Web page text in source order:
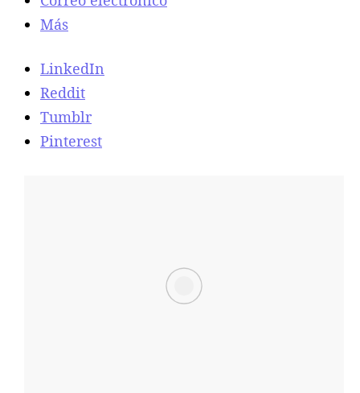
Más
LinkedIn
Reddit
Tumblr
Pinterest